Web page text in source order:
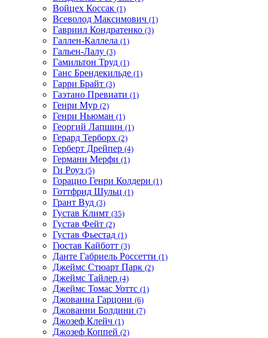
Войцех Коссак (1)
Всеволод Максимович (1)
Гавриил Кондратенко (3)
Галлен-Каллела (1)
Гальен-Лалу (3)
Гамильтон Труд (1)
Ганс Брендекильде (1)
Гарри Брайт (3)
Гаэтано Превиати (1)
Генри Мур (2)
Генри Ньюман (1)
Георгий Лапшин (1)
Герард Терборх (2)
Герберт Дрейпер (4)
Германн Мерфи (1)
Ги Роуз (5)
Горацио Генри Колдери (1)
Готтфрид Шульц (1)
Грант Вуд (3)
Густав Климт (35)
Густав Фейт (2)
Густав Фьестад (1)
Гюстав Кайботт (3)
Данте Габриель Россетти (1)
Джеймс Стюарт Парк (2)
Джеймс Тайлер (4)
Джеймс Томас Уоттс (1)
Джованна Гарцони (6)
Джованни Болдини (7)
Джозеф Клейч (1)
Джозеф Коппей (2)